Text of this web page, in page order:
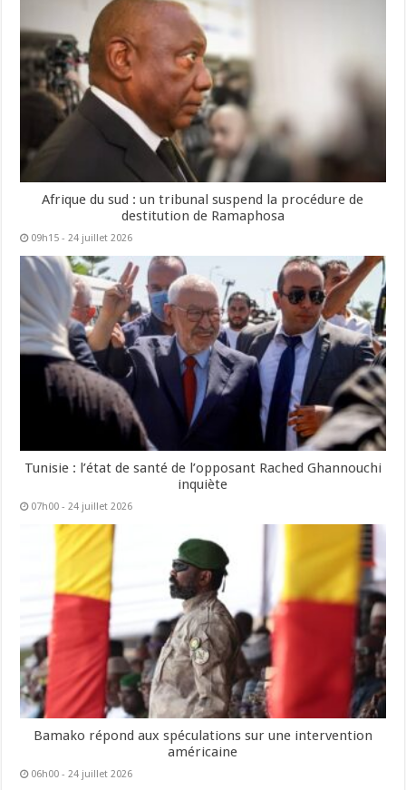
Afrique du sud : un tribunal suspend la procédure de
destitution de Ramaphosa
09h15 - 24 juillet 2026
Tunisie : l’état de santé de l’opposant Rached Ghannouchi
inquiète
07h00 - 24 juillet 2026
Bamako répond aux spéculations sur une intervention
américaine
06h00 - 24 juillet 2026